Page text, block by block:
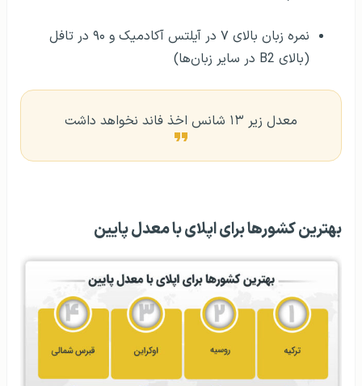
نمره زبان بالای ۷ در آیلتس آکادمیک و ۹۰ در تافل
(بالای B2 در سایر زبان‌ها)
معدل زیر ۱۳ شانس اخذ فاند نخواهد داشت
بهترین کشورها برای اپلای با معدل پایین